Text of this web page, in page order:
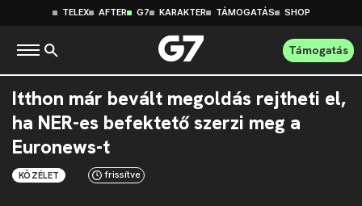
TELEX AFTER G7 KARAKTER TÁMOGATÁS SHOP
Támogatás
Itthon már bevált megoldás rejtheti el,
ha NER-es befektető szerzi meg a
Euronews-t
KÖZÉLET frissítve